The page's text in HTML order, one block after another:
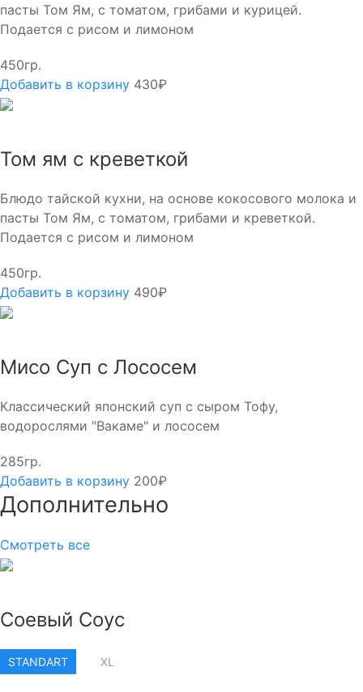
пасты Том Ям, с томатом, грибами и курицей.
Подается с рисом и лимоном
450гр.
Добавить в корзину 430₽
Том ям с креветкой
Блюдо тайской кухни, на основе кокосового молока и
пасты Том Ям, с томатом, грибами и креветкой.
Подается с рисом и лимоном
450гр.
Добавить в корзину 490₽
Мисо Суп с Лососем
Классический японский суп с сыром Тофу,
водорослями "Вакаме" и лососем
285гр.
Добавить в корзину 200₽
Дополнительно
Смотреть все
Соевый Соус
STANDART XL